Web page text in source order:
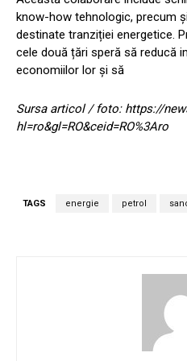
know-how tehnologic, precum
destinate tranziției energetice.
cele două țări speră să reducă
economiilor lor și să
Sursa articol / foto: https://
hl=ro&gl=RO&ceid=RO%3Aro
TAGS energie petrol